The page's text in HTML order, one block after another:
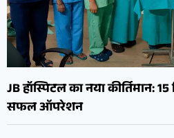
JB हॉस्पिटल का नया कीर्तिमान:
सफल ऑपरेशन